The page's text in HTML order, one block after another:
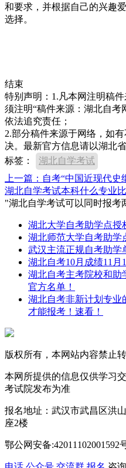
和要求，并根据自己的兴趣
选择。
结束
特别声明：1.凡本网注明稿
须注明“稿件来源：湖北自考
依法追究责任；
2.部分稿件来源于网络，如
决。最新官方信息请以湖北
标签：
湖北自学考试
上一篇：自考“中国近现代
湖北自学考试本科什么专业
"湖北自学考试可以同时报考
湖北大学自考助学点授
湖北师范大学自考助学
武汉主流正规自考助学
湖北自考10月成绩11月
湖北自考主考院校和助
官方名单！
湖北自考非新计划专业
才能报考！速看！
版权所有，本网站内容禁止
本网所提供的信息仅供学习
考试院发布为准
报名地址：武汉市武昌区洪
座2楼
鄂公网安备